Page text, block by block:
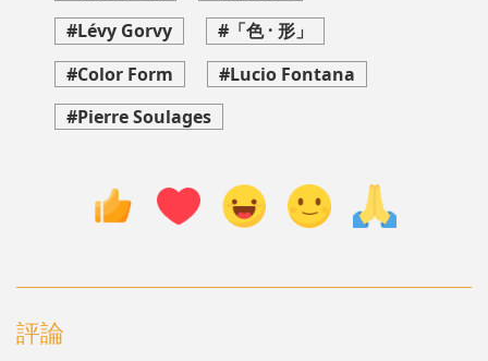
#Lévy Gorvy
#「色 · 形」
#Color Form
#Lucio Fontana
#Pierre Soulages
評論